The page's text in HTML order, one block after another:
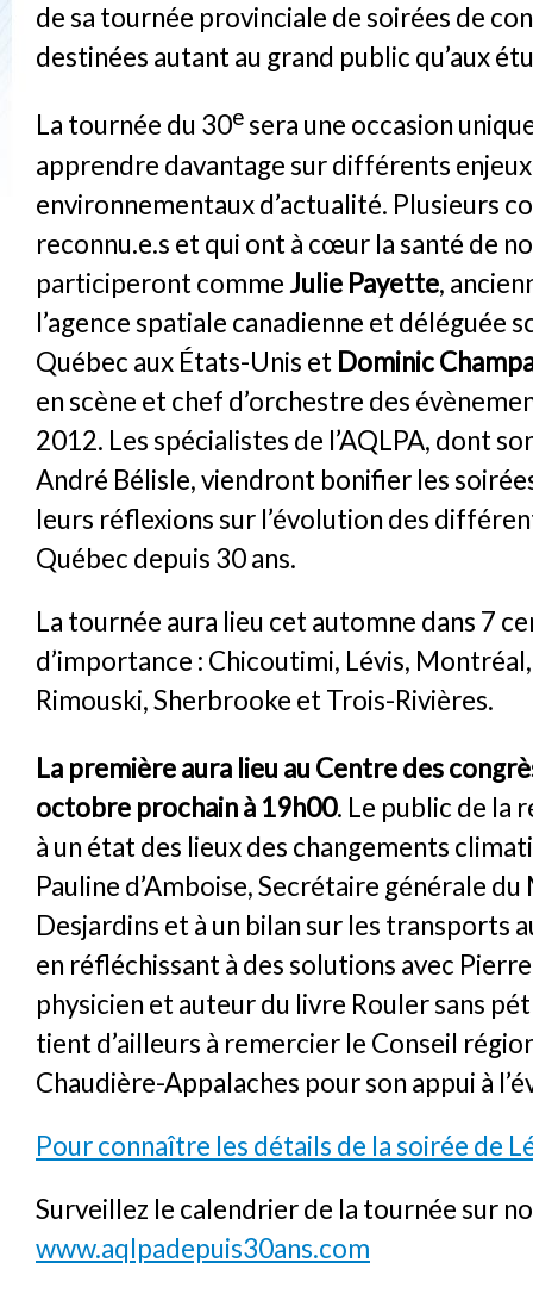
de sa tournée provinciale de soirées de
destinées autant au grand public qu’aux
La tournée du 30esera une occasion
apprendre davantage sur différents enjeux
environnementaux d’actualité. Plusieurs
reconnu.e.s et qui ont à cœur la santé de
participeront comme Julie Payette,
l’agence spatiale canadienne et déléguée
Québec aux États-Unis et Dominic
en scène et chef d’orchestre des
2012. Les spécialistes de l’AQLPA, dont
André Bélisle, viendront bonifier les
leurs réflexions sur l’évolution des
Québec depuis 30 ans.
La tournée aura lieu cet automne dans 7
d’importance : Chicoutimi, Lévis,
Rimouski, Sherbrooke et Trois-Rivières.
La première aura lieu au Centre des
octobre prochain à 19h00. Le public de la
à un état des lieux des changements
Pauline d’Amboise, Secrétaire générale
Desjardins et à un bilan sur les transports
en réfléchissant à des solutions avec
physicien et auteur du livre Rouler sans
tient d’ailleurs à remercier le Conseil
Chaudière-Appalaches pour son appui à
Pour connaître les détails de la soirée de
Surveillez le calendrier de la tournée sur
www.aqlpadepuis30ans.com